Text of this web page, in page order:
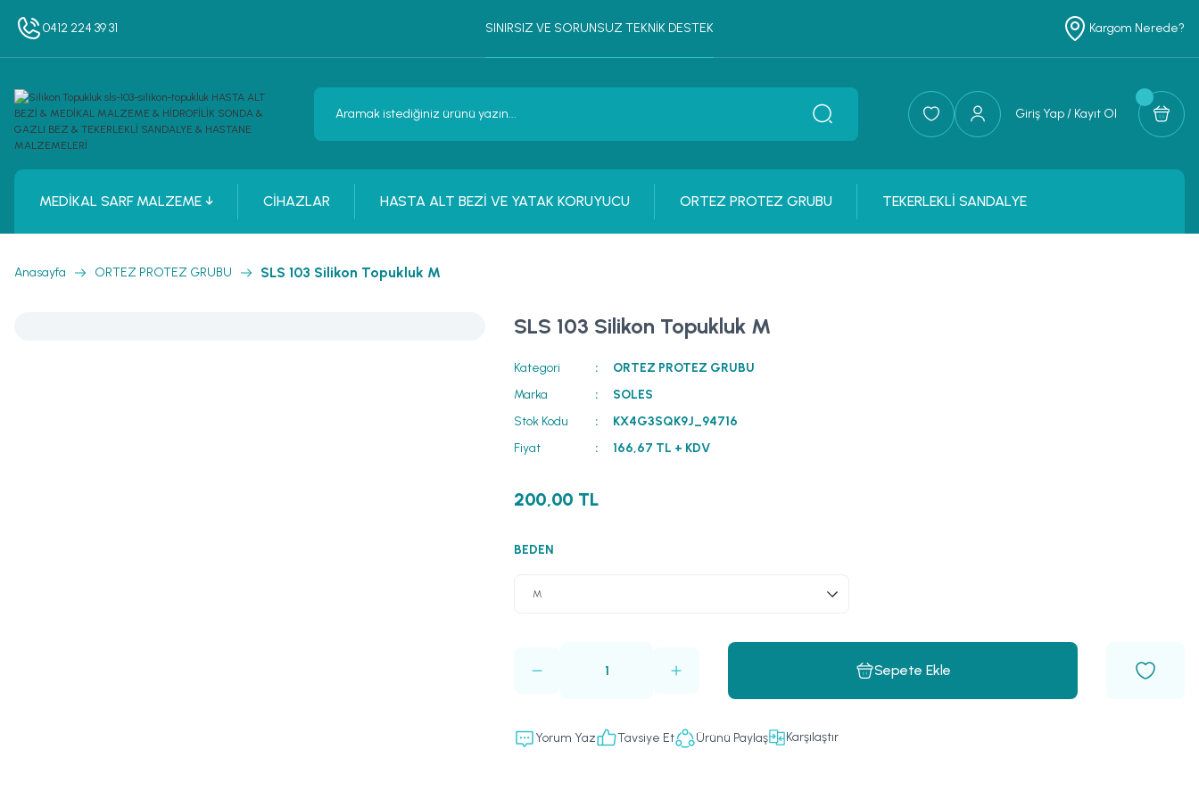
0412 224 39 31 SINIRSIZ VE SORUNSUZ TEKNİK DESTEK Kargom Nerede?
Giriş Yap / Kayıt Ol
MEDİKAL SARF MALZEME ↓ CİHAZLAR HASTA ALT BEZİ VE YATAK KORUYUCU ORTEZ PROTEZ GRUBU TEKERLEKLİ SANDALYE
Anasayfa ORTEZ PROTEZ GRUBU SLS 103 Silikon Topukluk M
SLS 103 Silikon Topukluk M
Kategori
ORTEZ PROTEZ GRUBU
Marka
SOLES
Stok Kodu
KX4G3SQK9J_94716
Fiyat
166,67 TL + KDV
200,00 TL
BEDEN
Sepete Ekle
Yorum Yaz Tavsiye Et Ürünü Paylaş Karşılaştır